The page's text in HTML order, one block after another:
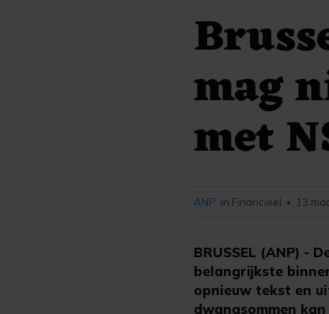
mag
met
BRUSSEL (ANP) -
belangrijkste
opnieuw tekst en
dwangsommen
ANP in Financieel • 13